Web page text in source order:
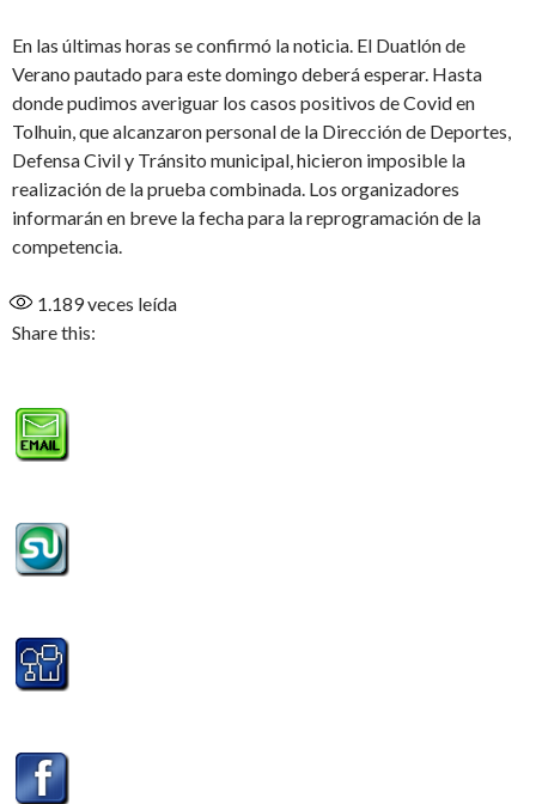
En las últimas horas se confirmó la noticia. El Duatlón de
Verano pautado para este domingo deberá esperar. Hasta
donde pudimos averiguar los casos positivos de Covid en
Tolhuin, que alcanzaron personal de la Dirección de Deportes,
Defensa Civil y Tránsito municipal, hicieron imposible la
realización de la prueba combinada. Los organizadores
informarán en breve la fecha para la reprogramación de la
competencia.
1.189veces leída
Share this: